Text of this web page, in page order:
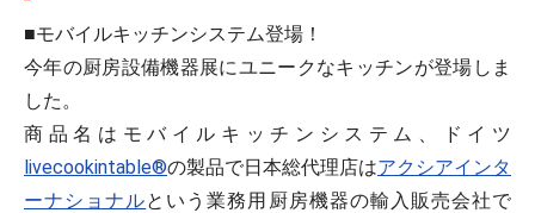
■モバイルキッチンシステム登場！
今年の厨房設備機器展にユニークなキッチンが登場しま
した。
商品名はモバイルキッチンシステム、ドイツ
livecookintable®の製品で日本総代理店はアクシアインタ
ーナショナルという業務用厨房機器の輸入販売会社で